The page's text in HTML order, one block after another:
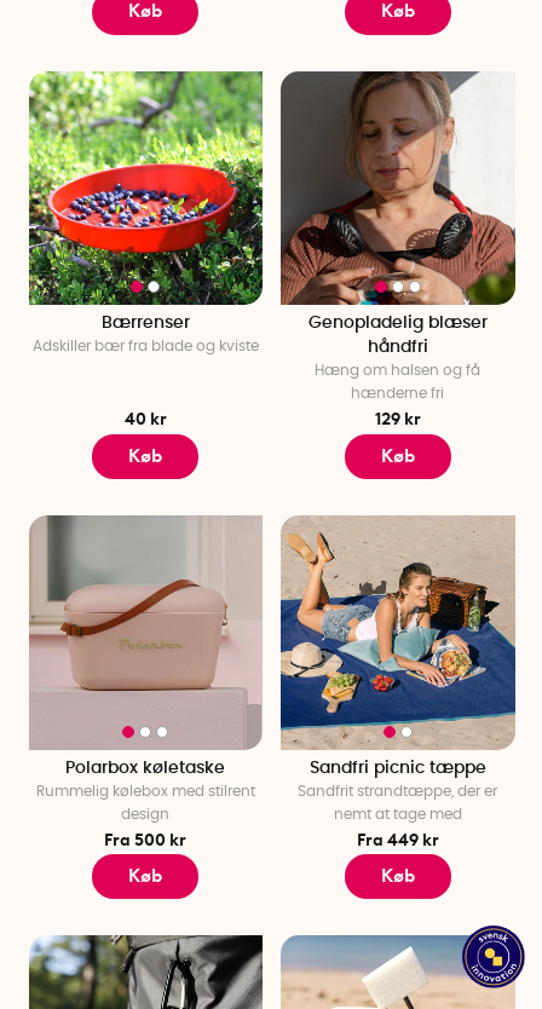
Køb Køb
Bærrenser
Adskiller bær fra blade og kviste
40 kr
Køb
Genopladelig blæser
håndfri
Hæng om halsen og få
hænderne fri
129 kr
Køb
Polarbox køletaske
Rummelig kølebox med stilrent
design
Fra 500 kr
Køb
Sandfri picnic tæppe
Sandfrit strandtæppe, der er
nemt at tage med
Fra 449 kr
Køb